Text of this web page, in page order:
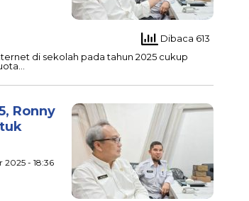
Dibaca 613
di sekolah pada tahun 2025 cukup
Ronny
2025 - 18:36